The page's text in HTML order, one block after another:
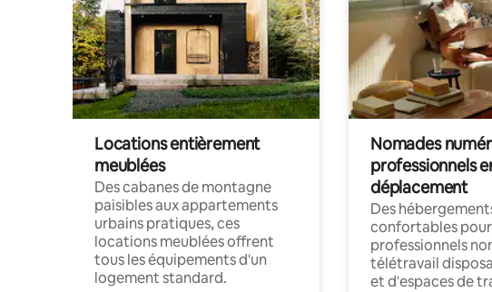
Locations entièrement
meublées
Des cabanes de montagne
paisibles aux appartements
urbains pratiques, ces
locations meublées offrent
tous les équipements d'un
logement standard.
Nomades
professionnels
déplacement
Des
confortables
professionnels
télétravail
et d'espaces de